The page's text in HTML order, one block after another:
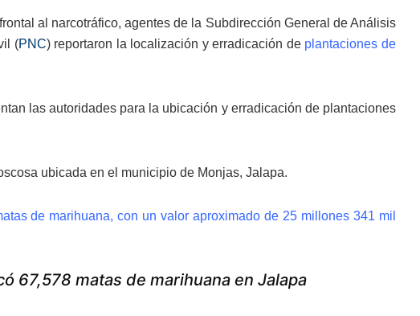
al narcotráfico, agentes de la Subdirección General de Análisis
(PNC) reportaron la localización y erradicación de plantaciones de
las autoridades para la ubicación y erradicación de plantaciones
ubicada en el municipio de Monjas, Jalapa.
de marihuana, con un valor aproximado de 25 millones 341 mil
67,578 matas de marihuana en Jalapa